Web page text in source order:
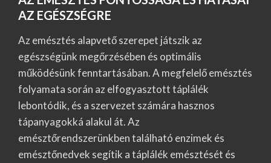
AZ EGÉSZSÉGRE
Az emésztés alapvető szerepet játszik az
egészségünk megőrzésében és optimális
működésünk fenntartásában. A megfelelő emésztés
folyamata során az elfogyasztott táplálék
lebontódik, és a szervezet számára hasznos
tápanyagokká alakul át. Az
emésztőrendszerünkben található enzimek és
emésztőnedvek segítik a táplálék emésztését és